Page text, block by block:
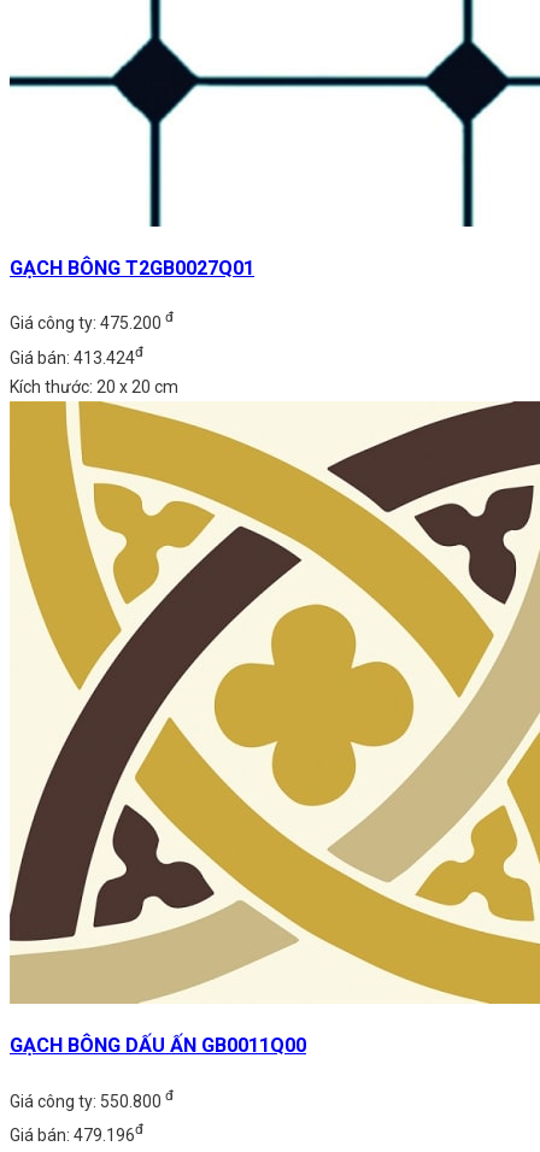
GẠCH BÔNG T2GB0027Q01
Giá công ty: 475.200 đ
Giá bán: 413.424đ
Kích thước: 20 x 20 cm
GẠCH BÔNG DẤU ẤN GB0011Q00
Giá công ty: 550.800 đ
Giá bán: 479.196đ